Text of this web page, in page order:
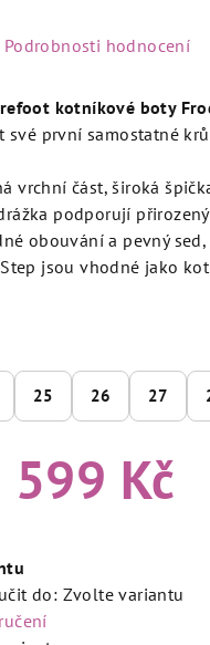
Podrobnosti hodnocení
kotníkové boty
své první samostatné
vrchní část, široká
podporují
obouvání a pevný
jsou vhodné jako
25 26 27
599 Kč
do: Zvolte variantu